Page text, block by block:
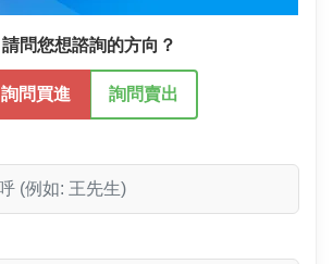
請問您想諮詢的方向？
詢問買進 詢問賣出